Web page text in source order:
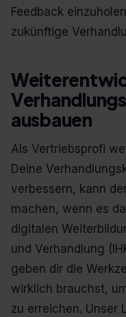
Feedback
zukünftige
ausbauen
Als Vertriebsprofi
Deine
verbessern, kann
machen, wenn es
digitalen
und Verhandlung
geben dir die
wirklich brauchst,
zu erreichen. Unser